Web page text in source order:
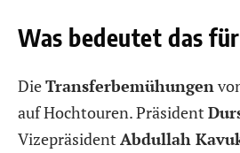
Was bedeutet das
DieTransferbemühungen
auf Hochtouren. Präsident
Vizepräsident Abdullah